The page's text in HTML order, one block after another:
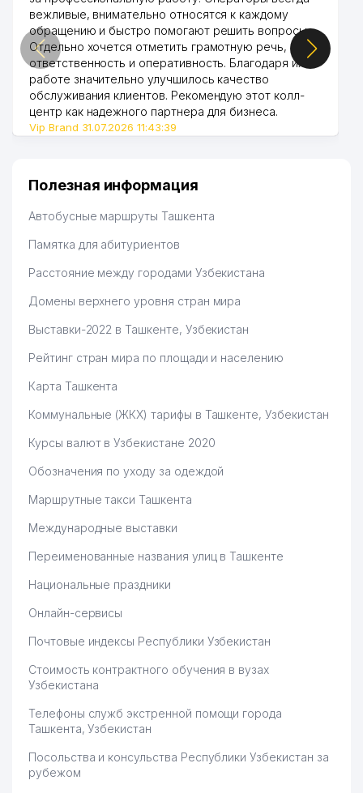
41 ASIA ADVENTURES ООО 760 м
42 LINEAR PANEL ООО 771 м
43 FUSION FOOD ООО 775 м
УПРАВЛЕНИЕ МАТЕРИАЛЬНО-
45 DST SERVICE ООО
46 ТЕПЛОЭЛЕКТРОПРОЕКТ АО
ПОСОЛЬСТВО МАЛАЙЗИИ
МИРАБАДСКОГО РАЙОНА
49 BANAM KIM ООО
50 ELGA XIZMAT MIROBOD ООО 840 м
51
РЕСПУБЛИКИ БАНГЛАДЕШ
53 COOL KIDS НОУ
54 AFSONA MAKON ООО
ИНСТИТУТ МИНЕРАЛЬНЫХ
РЕСУРСОВ ГП
56
ГОСУДАРСТВЕННЫЙ МУЗЕЙ
59
ДОРОЖНЫЙ ФОНД ПРИ
КАБИНЕТЕ МИНИСТРОВ
947 м
60 FAR INTER GARDEN ООО
вежливые, внимательно относятся к каждому
обращению и быстро помогают решить вопросы.
Отдельно хочется отметить грамотную речь,
ответственность и оперативность. Благодаря их
работе значительно улучшилось качество
обслуживания клиентов. Рекомендую этот колл-
центр как надежного партнера для бизнеса.
Vip Brand 31.07.2026 11:43:39
Полезная информация
Автобусные маршруты Ташкента
Памятка для абитуриентов
Расстояние между городами Узбекистана
Домены верхнего уровня стран мира
Выставки-2022 в Ташкенте, Узбекистан
Рейтинг стран мира по площади и населению
Карта Ташкента
Коммунальные (ЖКХ) тарифы в Ташкенте, Узбекистан
Курсы валют в Узбекистане 2020
Обозначения по уходу за одеждой
Маршрутные такси Ташкента
Международные выставки
Переименованные названия улиц в Ташкенте
Национальные праздники
Онлайн-сервисы
Почтовые индексы Республики Узбекистан
Стоимость контрактного обучения в вузах
Узбекистана
Телефоны служб экстренной помощи города
Ташкента, Узбекистан
Посольства и консульства Республики Узбекистан за
рубежом